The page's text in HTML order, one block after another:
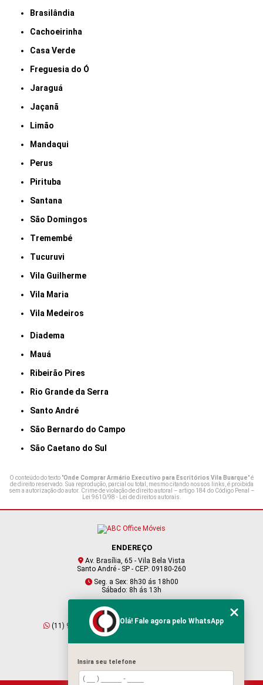
Brasilândia
Cachoeirinha
Casa Verde
Freguesia do Ó
Jaraguá
Jaçanã
Limão
Mandaqui
Perus
Pirituba
Santana
São Domingos
Tremembé
Tucuruvi
Vila Guilherme
Vila Maria
Vila Medeiros
Diadema
Mauá
Ribeirão Pires
Rio Grande da Serra
Santo André
São Bernardo do Campo
São Caetano do Sul
O conteúdo do texto "Onde Comprar Armário Executivo para Escritórios Vila Buarque" é
de direito reservado. Sua reprodução, parcial ou total, mesmo citando nossos links, é proibida
sem a autorização do autor. Crime de violação de direito autoral – artigo 184 do Código Penal –
Lei 9610/98 - Lei de direitos autorais.
ENDEREÇO
Av. Brasília, 65 - Vila Bela Vista
Santo André - SP - CEP: 09180-260
Seg. a Sex: 8h30 ás 18h00
Sábado: 8h ás 13h
CONTATO
(11) 95409-2229
(11) 4901-6045
vendas@abcofficemoveis.com.br
Olá! Fale agora pelo WhatsApp
Insira seu telefone